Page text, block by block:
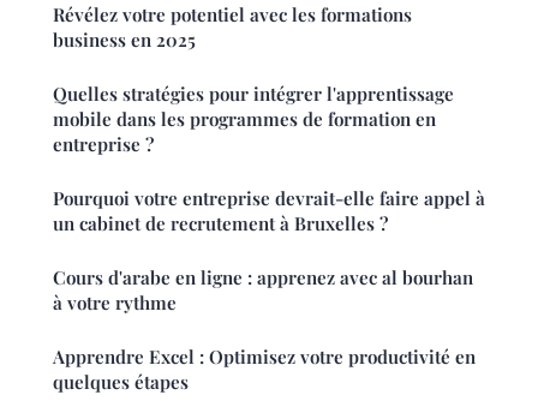
Révélez votre potentiel avec les formations
business en 2025
Quelles stratégies pour intégrer l'apprentissage
mobile dans les programmes de formation en
entreprise ?
Pourquoi votre entreprise devrait-elle faire appel à
un cabinet de recrutement à Bruxelles ?
Cours d'arabe en ligne : apprenez avec al bourhan
à votre rythme
Apprendre Excel : Optimisez votre productivité en
quelques étapes